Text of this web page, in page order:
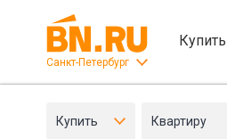
Санкт-Петербург
Купить
Купить Квартиру